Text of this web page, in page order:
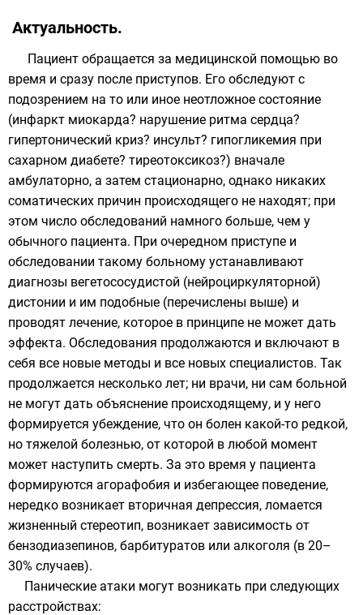
Актуальность.
Пациент обращается за медицинской помощью во
время и сразу после приступов. Его обследуют с
подозрением на то или иное неотложное состояние
(инфаркт миокарда? нарушение ритма сердца?
гипертонический криз? инсульт? гипогликемия при
сахарном диабете? тиреотоксикоз?) вначале
амбулаторно, а затем стационарно, однако никаких
соматических причин происходящего не находят; при
этом число обследований намного больше, чем у
обычного пациента. При очередном приступе и
обследовании такому больному устанавливают
диагнозы вегетососудистой (нейроциркуляторной)
дистонии и им подобные (перечислены выше) и
проводят лечение, которое в принципе не может дать
эффекта. Обследования продолжаются и включают в
себя все новые методы и все новых специалистов. Так
продолжается несколько лет; ни врачи, ни сам больной
не могут дать объяснение происходящему, и у него
формируется убеждение, что он болен какой-то редкой,
но тяжелой болезнью, от которой в любой момент
может наступить смерть. За это время у пациента
формируются агорафобия и избегающее поведение,
нередко возникает вторичная депрессия, ломается
жизненный стереотип, возникает зависимость от
бензодиазепинов, барбитуратов или алкоголя (в 20–
30% случаев).
Панические атаки могут возникать при следующих
расстройствах: